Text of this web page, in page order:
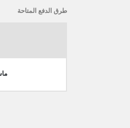
طرق الدفع المتاحة